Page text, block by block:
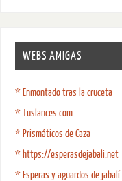
WEBS AMIGAS
* Enmontado tras la cruceta
* Tuslances.com
* Prismáticos de Caza
* https://esperasdejabali.net
* Esperas y aguardos de jabalí